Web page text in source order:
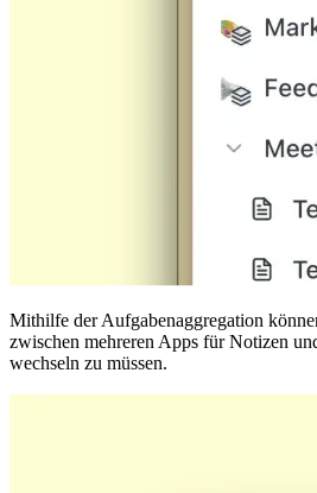
Mithilfe der Aufgabenaggregation
zwischen mehreren Apps für Notizen
wechseln zu müssen.